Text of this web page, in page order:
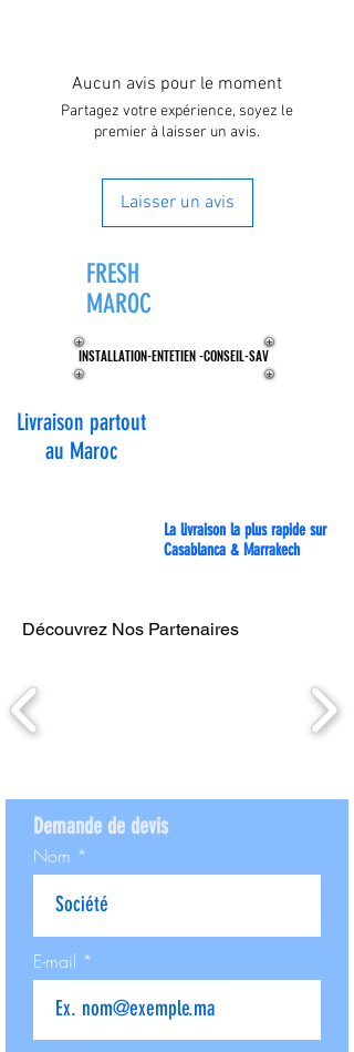
Aucun avis pour le moment
Partagez votre expérience, soyez le
premier à laisser un avis.
Laisser un avis
FRESH
MAROC
INSTALLATION-ENTETIEN -CONSEIL-SAV
INSTALLATION-ENTETIEN -CONSEIL-SAV
Livraison partout
au Maroc
La livraison la plus rapide sur
Casablanca & Marrakech
Découvrez Nos Partenaires
Demande de devis
Nom
E-mail